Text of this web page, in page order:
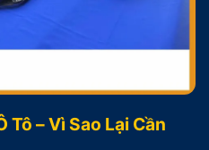
Tô – Vì Sao Lại Cần